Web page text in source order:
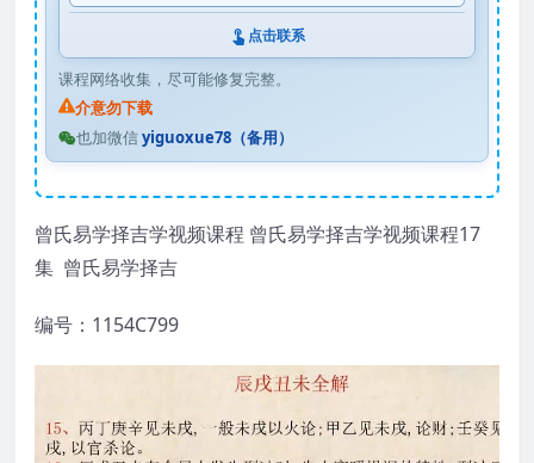
点击联系
课程网络收集，尽可能修复完整。
介意勿下载
也加微信yiguoxue78（备用）
曾氏易学择吉学视频课程 曾氏易学择吉学视频课程17
集 曾氏易学择吉
编号：1154C799